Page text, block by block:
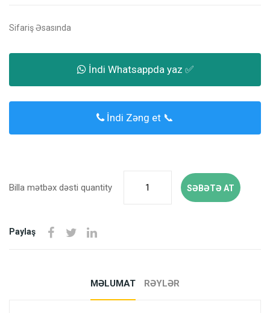
Sifariş Əsasında
İndi Whatsappda yaz ✅
İndi Zəng et 📞
Billa mətbəx dəsti quantity SƏBƏTƏ AT
Paylaş
MƏLUMAT RƏYLƏR